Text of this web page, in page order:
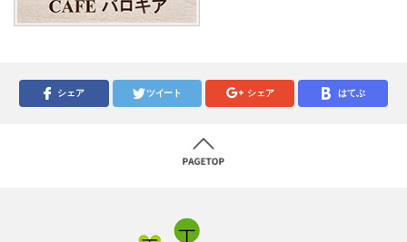
シェア ツイート シェア はてぶ